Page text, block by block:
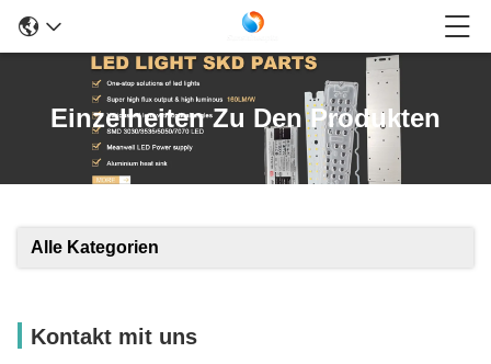
Einzelheiten Zu Den Produkten
Alle Kategorien
Kontakt mit uns